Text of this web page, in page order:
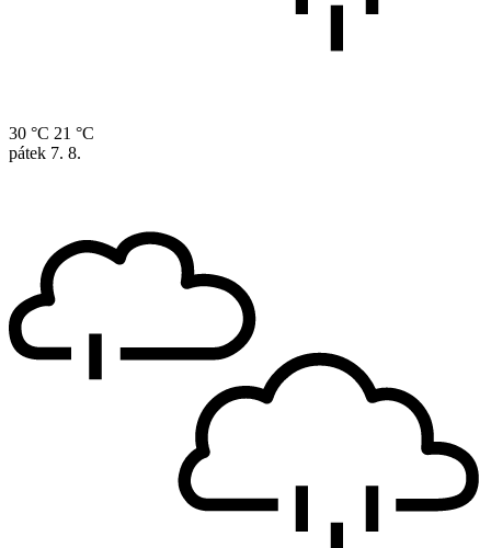
30 °C 21 °C
pátek 7. 8.